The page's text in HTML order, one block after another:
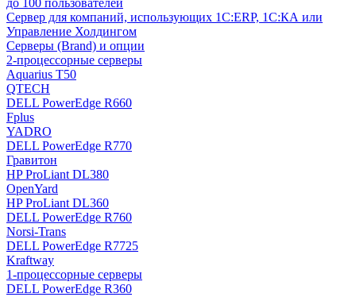
до 100 пользователей
Сервер для компаний, использующих 1C:ERP, 1С:КА или
Управление Холдингом
Серверы (Brand) и опции
2-процессорные серверы
Aquarius T50
QTECH
DELL PowerEdge R660
Fplus
YADRO
DELL PowerEdge R770
Гравитон
HP ProLiant DL380
OpenYard
HP ProLiant DL360
DELL PowerEdge R760
Norsi-Trans
DELL PowerEdge R7725
Kraftway
1-процессорные серверы
DELL PowerEdge R360